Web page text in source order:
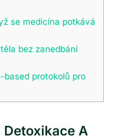
se medicína potkává
bez zanedbání
based protokolů pro
A